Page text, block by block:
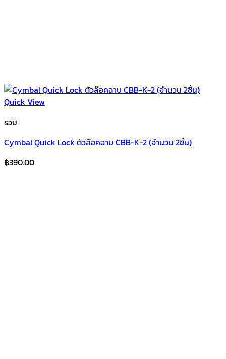
Quick View
รวม
Cymbal Quick Lock ตัวล๊อคฉาบ CBB-K-2 (จำนวน 2ชิ้น)
฿390.00